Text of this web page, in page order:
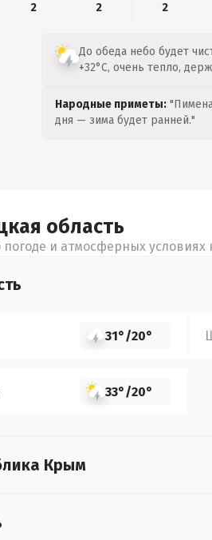
2
2 2
До обеда небо будет
+32°C, очень тепло,
Народные приметы:
дня — зима будет ранней."
область
и атмосферных условиях
31°/20°
33°/20°
Крым